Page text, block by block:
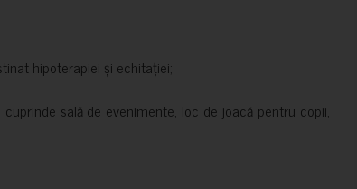
hipoterapiei și echitației;
sală de evenimente, loc de joacă pentru copii,